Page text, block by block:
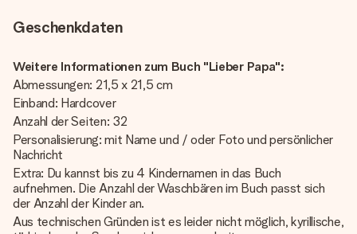
Geschenkdaten
Weitere Informationen zum Buch "Lieber Papa":
Abmessungen: 21,5 x 21,5 cm
Einband: Hardcover
Anzahl der Seiten: 32
Personalisierung: mit Name und / oder Foto und persönlicher
Nachricht
Extra: Du kannst bis zu 4 Kindernamen in das Buch
aufnehmen. Die Anzahl der Waschbären im Buch passt sich
der Anzahl der Kinder an.
Aus technischen Gründen ist es leider nicht möglich, kyrillische,